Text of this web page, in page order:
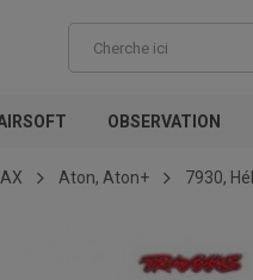
OBSERVATION
Aton, Aton+ 7930,